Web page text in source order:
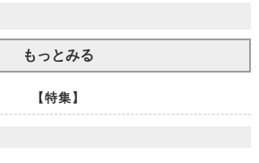
もっとみる
【特集】